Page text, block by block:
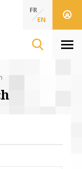
l'Information & de
Sciences de
FR
EN